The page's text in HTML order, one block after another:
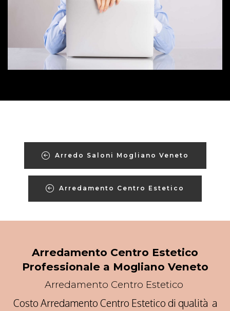
Arredo Saloni Mogliano Veneto
Arredamento Centro Estetico
Arredamento Centro Estetico
Professionale a Mogliano Veneto
Arredamento Centro Estetico
Costo Arredamento Centro Estetico di qualità a